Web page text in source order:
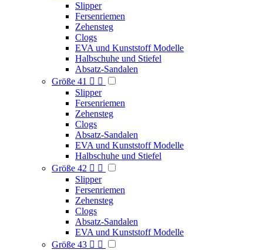
Slipper
Fersenriemen
Zehensteg
Clogs
EVA und Kunststoff Modelle
Halbschuhe und Stiefel
Absatz-Sandalen
Größe 41  
Slipper
Fersenriemen
Zehensteg
Clogs
Absatz-Sandalen
EVA und Kunststoff Modelle
Halbschuhe und Stiefel
Größe 42  
Slipper
Fersenriemen
Zehensteg
Clogs
Absatz-Sandalen
EVA und Kunststoff Modelle
Größe 43  